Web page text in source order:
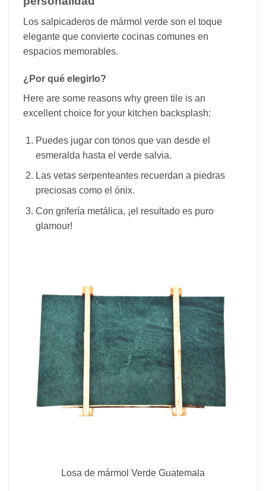
Los salpicaderos de mármol verde son el toque
elegante que convierte cocinas comunes en
espacios memorables.
¿Por qué elegirlo?
Here are some reasons why green tile is an
excellent choice for your kitchen backsplash:
Puedes jugar con tonos que van desde el
esmeralda hasta el verde salvia.
Las vetas serpenteantes recuerdan a piedras
preciosas como el ónix.
Con grifería metálica, ¡el resultado es puro
glamour!
Losa de mármol Verde Guatemala